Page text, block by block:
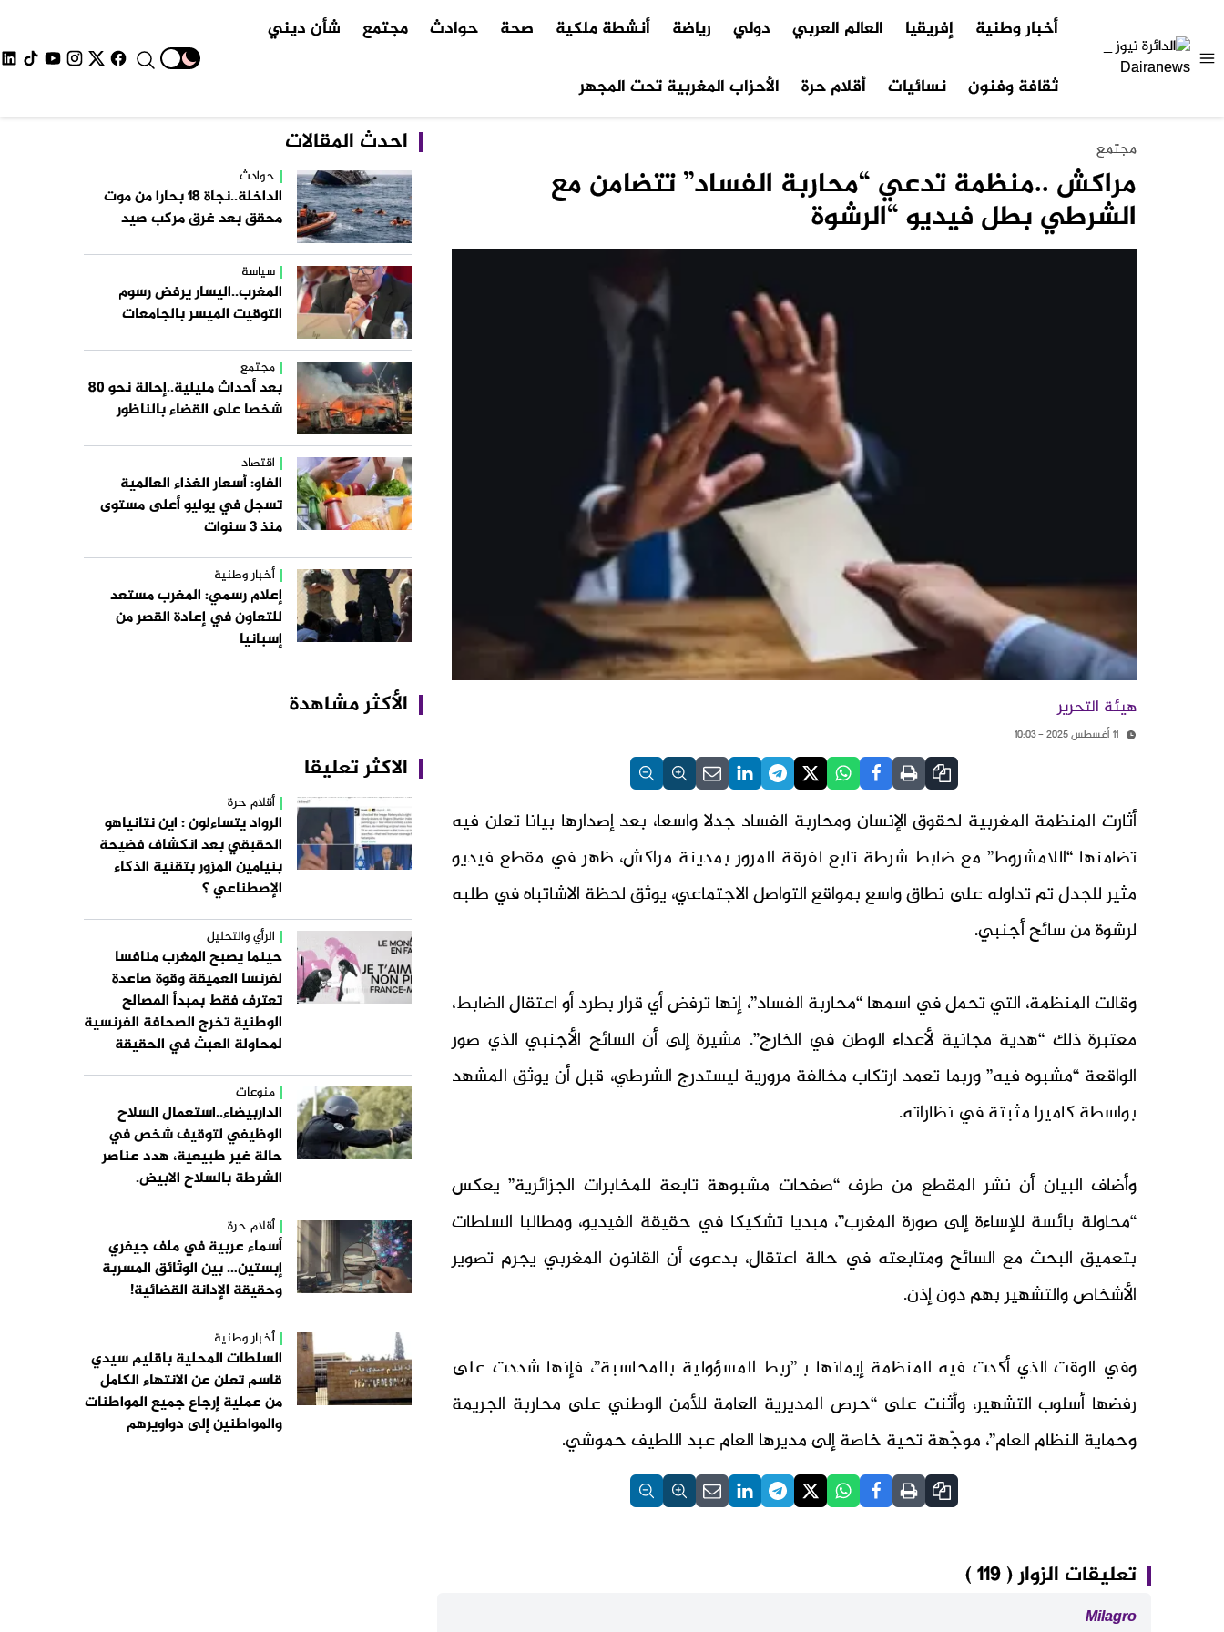
أخبار وطنية إفريقيا العالم العربي دولي رياضة أنشطة ملكية صحة حوادث مجتمع شأن ديني
ثقافة وفنون نسائيات أقلام حرة الأحزاب المغربية تحت المجهر
مجتمع
مراكش ..منظمة تدعي “محاربة الفساد” تتضامن مع
الشرطي بطل فيديو “الرشوة
هيئة التحرير
11 أغسطس 2025 - 10:03
أثارت المنظمة المغربية لحقوق الإنسان ومحاربة الفساد جدلا واسعا، بعد إصدارها بيانا تعلن فيه
تضامنها “اللامشروط” مع ضابط شرطة تابع لفرقة المرور بمدينة مراكش، ظهر في مقطع فيديو
مثير للجدل تم تداوله على نطاق واسع بمواقع التواصل الاجتماعي، يوثق لحظة الاشاتباه في طلبه
لرشوة من سائح أجنبي.
وقالت المنظمة، التي تحمل في اسمها “محاربة الفساد”، إنها ترفض أي قرار بطرد أو اعتقال الضابط،
معتبرة ذلك “هدية مجانية لأعداء الوطن في الخارج”. مشيرة إلى أن السائح الأجنبي الذي صور
الواقعة “مشبوه فيه” وربما تعمد ارتكاب مخالفة مرورية ليستدرج الشرطي، قبل أن يوثق المشهد
بواسطة كاميرا مثبتة في نظاراته.
وأضاف البيان أن نشر المقطع من طرف “صفحات مشبوهة تابعة للمخابرات الجزائرية” يعكس
“محاولة بائسة للإساءة إلى صورة المغرب”، مبديا تشكيكا في حقيقة الفيديو، ومطالبا السلطات
بتعميق البحث مع السائح ومتابعته في حالة اعتقال، بدعوى أن القانون المغربي يجرم تصوير
الأشخاص والتشهير بهم دون إذن.
وفي الوقت الذي أكدت فيه المنظمة إيمانها بـ”ربط المسؤولية بالمحاسبة”، فإنها شددت على
رفضها أسلوب التشهير، وأثنت على “حرص المديرية العامة للأمن الوطني على محاربة الجريمة
وحماية النظام العام”، موجّهة تحية خاصة إلى مديرها العام عبد اللطيف حموشي.
تعليقات الزوار ( 119 )
Milagro
احدث المقالات
حوادث
الداخلة..نجاة 18 بحارا من موت
محقق بعد غرق مركب صيد
سياسة
المغرب..اليسار يرفض رسوم
التوقيت الميسر بالجامعات
مجتمع
بعد أحداث مليلية..إحالة نحو 80
شخصا على القضاء بالناظور
اقتصاد
الفاو: أسعار الغذاء العالمية
تسجل في يوليو أعلى مستوى
منذ 3 سنوات
أخبار وطنية
إعلام رسمي: المغرب مستعد
للتعاون في إعادة القصر من
إسبانيا
الأكثر مشاهدة
الاكثر تعليقا
أقلام حرة
الرواد يتساءلون : اين نتانياهو
الحقبقي بعد انكشاف فضيحة
بنيامين المزور بتقنية الذكاء
الإصطناعي ؟
الرأي والتحليل
حينما يصبح المغرب منافسا
لفرنسا العميقة وقوة صاعدة
تعترف فقط بمبدأ المصالح
الوطنية تخرج الصحافة الفرنسية
لمحاولة العبث في الحقيقة
منوعات
الداربيضاء..استعمال السلاح
الوظيفي لتوقيف شخص في
حالة غير طبيعية، هدد عناصر
الشرطة بالسلاح الابيض.
أقلام حرة
أسماء عربية في ملف جيفري
إبستين… بين الوثائق المسربة
وحقيقة الإدانة القضائية!
أخبار وطنية
السلطات المحلية باقليم سيدي
قاسم تعلن عن الانتهاء الكامل
من عملية إرجاع جميع المواطنات
والمواطنين إلى دواويرهم